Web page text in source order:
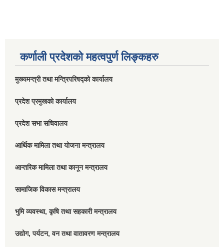
कर्णाली प्रदेशको महत्वपुर्ण लिङ्कहरु
मुख्यमन्त्री तथा मन्त्रिपरिषद्को कार्यालय
प्रदेश प्रमुखको कार्यालय
प्रदेश सभा सचिवालय
आर्थिक मामिला तथा योजना मन्त्रालय
आन्तरिक मामिला तथा कानून मन्त्रालय
सामाजिक विकास मन्त्रालय
भुमि व्यवस्था, कृषि तथा सहकारी मन्त्रालय
उद्योग, पर्यटन, वन तथा वातावरण मन्त्रालय